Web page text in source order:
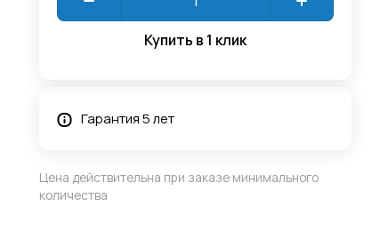
Купить в 1 клик
Гарантия 5 лет
Цена действительна при заказе минимального
количества